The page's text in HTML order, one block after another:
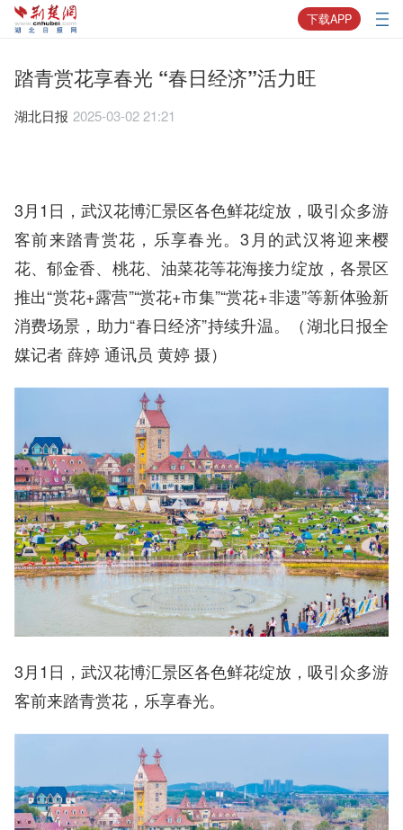
下载APP
踏青赏花享春光 “春日经济”活力旺
湖北日报 2025-03-02 21:21
3月1日，武汉花博汇景区各色鲜花绽放，吸引众多游
客前来踏青赏花，乐享春光。3月的武汉将迎来樱
花、郁金香、桃花、油菜花等花海接力绽放，各景区
推出“赏花+露营”“赏花+市集”“赏花+非遗”等新体验新
消费场景，助力“春日经济”持续升温。（湖北日报全
媒记者 薛婷 通讯员 黄婷 摄）
3月1日，武汉花博汇景区各色鲜花绽放，吸引众多游
客前来踏青赏花，乐享春光。